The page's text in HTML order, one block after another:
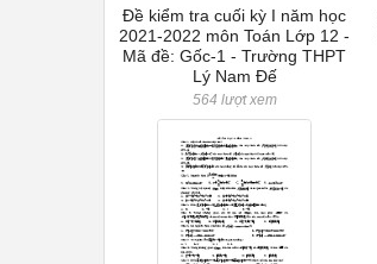
Đề kiểm tra cuối kỳ I năm học
2021-2022 môn Toán Lớp 12 -
Mã đề: Gốc-1 - Trường THPT
Lý Nam Đế
564 lượt xem